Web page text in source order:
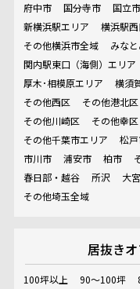
府中市
国分寺市 国立市
新横浜駅エリア
横浜駅
その他横浜市全域
みな
関内駅東口（海側）エリア
厚木･相模原エリア
横須
その他西区
その他港北区
その他川崎区
その他幸区
その他千葉市エリア
松
市川市
浦安市 柏市
春日部・越谷
所沢
大
その他埼玉全域
居抜き
100坪以上 90～100坪